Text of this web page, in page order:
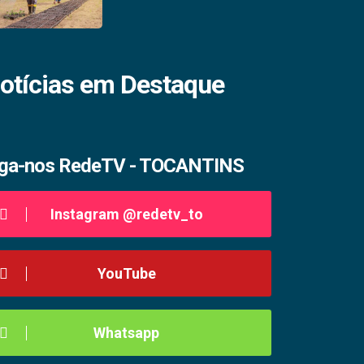
em Destaque
nos RedeTV - TOCANTINS
Instagram @redetv_to
YouTube
Whatsapp